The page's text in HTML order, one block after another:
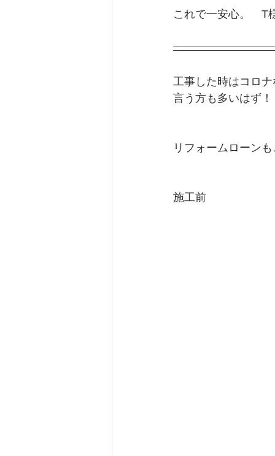
これで一安心。　T
工事した時はコロ
言う方も多いはず
リフォームローン
施工前